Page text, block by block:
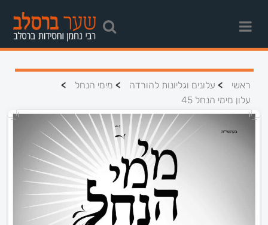
ראשי > עלונים וגליונות להורדה > מימי הנחל >
עלון מימי הנחל 45